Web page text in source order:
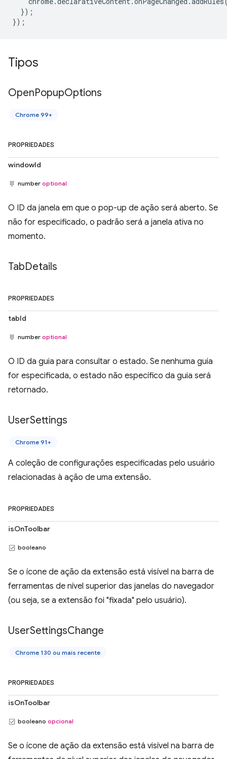
});
});
Tipos
OpenPopupOptions
Chrome 99+
PROPRIEDADES
windowId
number optional
O ID da janela em que o pop-up de ação será aberto. Se
não for especificado, o padrão será a janela ativa no
momento.
TabDetails
PROPRIEDADES
tabId
number optional
O ID da guia para consultar o estado. Se nenhuma guia
for especificada, o estado não específico da guia será
retornado.
UserSettings
Chrome 91+
A coleção de configurações especificadas pelo usuário
relacionadas à ação de uma extensão.
PROPRIEDADES
isOnToolbar
booleano
Se o ícone de ação da extensão está visível na barra de
ferramentas de nível superior das janelas do navegador
(ou seja, se a extensão foi "fixada" pelo usuário).
UserSettingsChange
Chrome 130 ou mais recente
PROPRIEDADES
isOnToolbar
booleano opcional
Se o ícone de ação da extensão está visível na barra de